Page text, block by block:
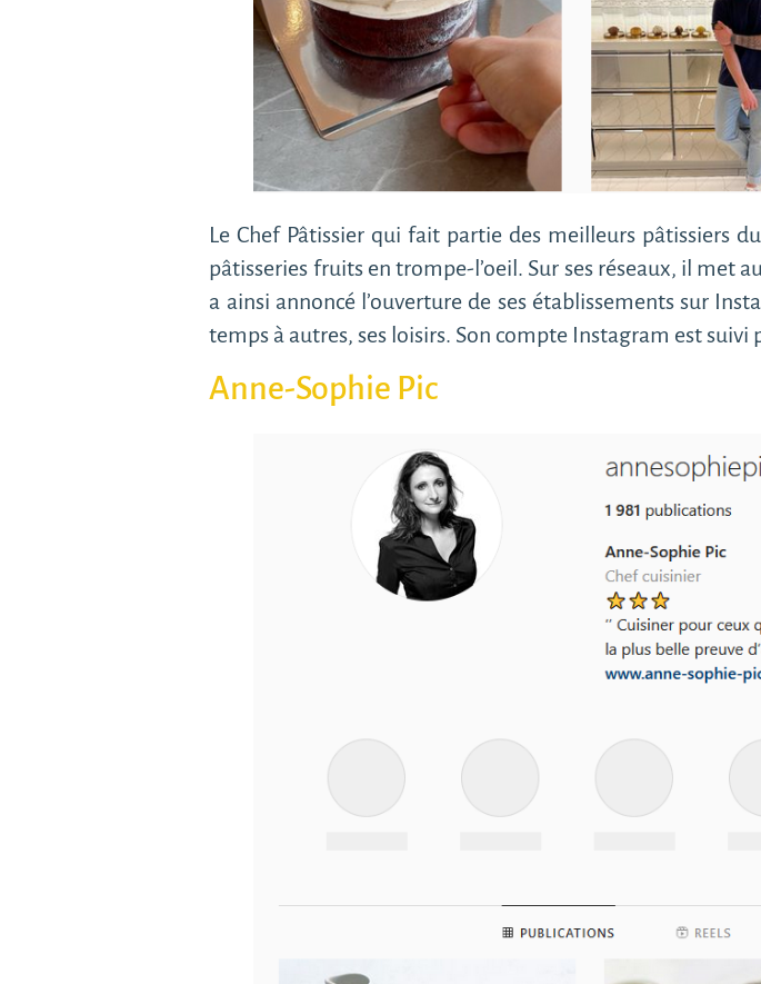
Le Chef Pâtissier qui fait partie des meilleurs pâtissiers
pâtisseries fruits en trompe-l’oeil. Sur ses réseaux, il met
a ainsi annoncé l’ouverture de ses établissements sur
temps à autres, ses loisirs. Son compte Instagram est suivi
Anne-Sophie Pic